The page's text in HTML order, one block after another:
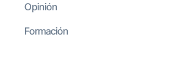
Opinión
Formación